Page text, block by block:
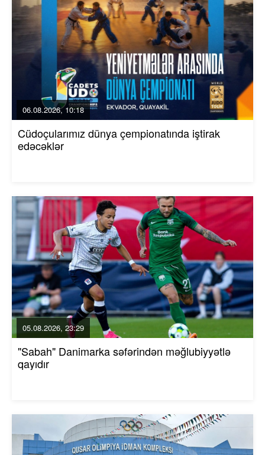
06.08.2026, 10:18
Cüdoçularımız dünya çempionatında iştirak
edəcəklər
05.08.2026, 23:29
"Sabah" Danimarka səfərindən məğlubiyyətlə
qayıdır